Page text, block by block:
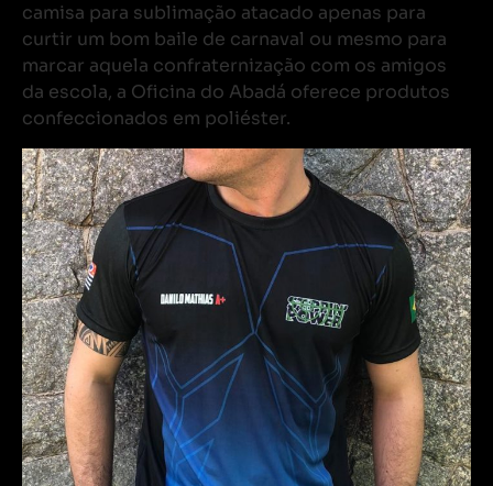
camisa para sublimação atacado apenas para
curtir um bom baile de carnaval ou mesmo para
marcar aquela confraternização com os amigos
da escola, a Oficina do Abadá oferece produtos
confeccionados em poliéster.